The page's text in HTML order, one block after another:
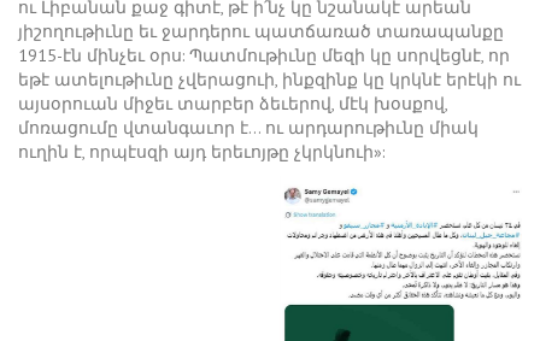
ու Լիբանան քաջ գիտէ, թէ ի՛նչ կը նշանակէ արեան
յիշողութիւնը եւ ջարդերու պատճառած տառապանքը
1915-էն մինչեւ օրս: Պատմութիւնը մեզի կը սորվեցնէ, որ
եթէ ատելութիւնը չվերացուի, ինքզինք կը կրկնէ երէկի ու
այսօրուան միջեւ տարբեր ձեւերով, մէկ խօսքով,
մոռացումը վտանգաւոր է… ու արդարութիւնը միակ
ուղին է, որպէսզի այդ երեւոյթը չկրկնուի»: